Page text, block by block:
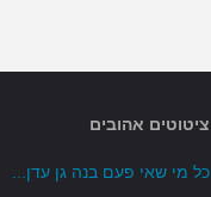
ציטוטים אהובים
כל מי שאי פעם בנה גן עדן...